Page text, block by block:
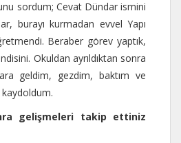
sordum; Cevat Dündar ismini
burayı kurmadan evvel Yapı
Beraber görev yaptık,
Okuldan ayrıldıktan sonra
geldim, gezdim, baktım ve
kaydoldum.
gelişmeleri takip ettiniz